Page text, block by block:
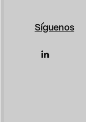
Síguenos